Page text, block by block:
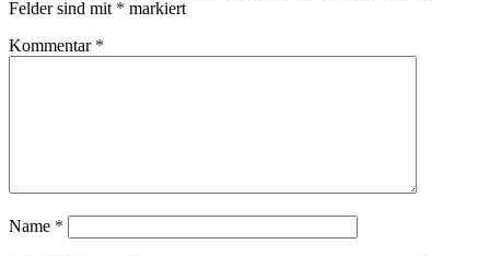
Felder sind mit * markiert
Kommentar *
Name *